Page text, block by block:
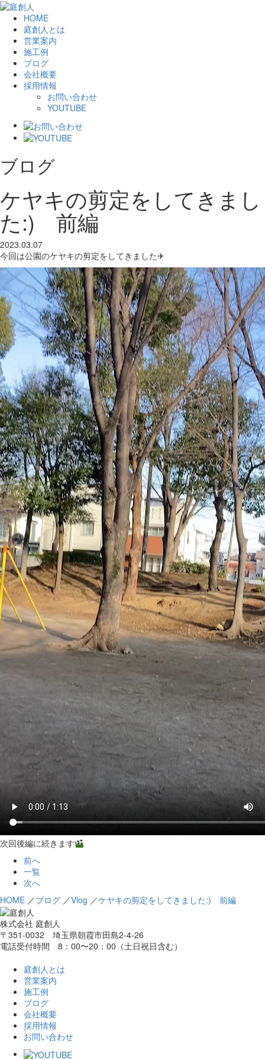
HOME
庭創人とは
営業案内
施工例
ブログ
会社概要
採用情報
お問い合わせ
YOUTUBE
ブログ
ケヤキの剪定をしてきまし
た:) 前編
2023.03.07
今回は公園のケヤキの剪定をしてきました✈
次回後編に続きます
前へ
一覧
次へ
HOME ／ブログ ／Vlog ／ケヤキの剪定をしてきました:) 前編
株式会社 庭創人
〒351-0032 埼玉県朝霞市田島2-4-26
電話受付時間 8：00〜20：00（土日祝日含む）
庭創人とは
営業案内
施工例
ブログ
会社概要
採用情報
お問い合わせ